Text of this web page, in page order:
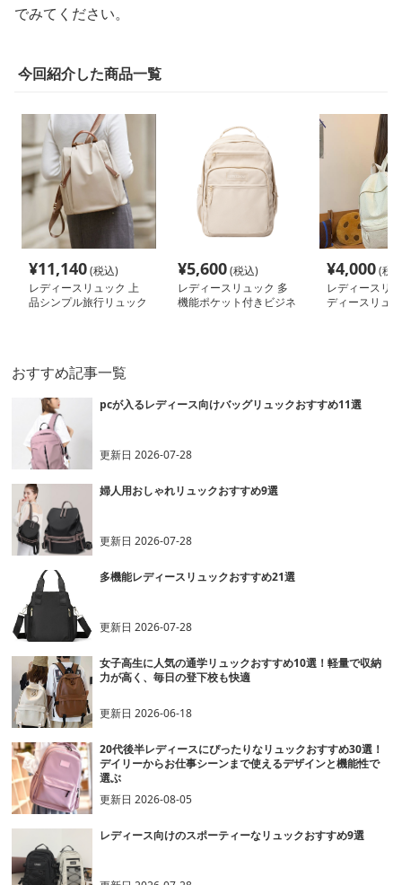
でみてください。
今回紹介した商品一覧
¥11,140(税込)
レディースリュック 上
品シンプル旅行リュック
¥5,600(税込)
レディースリュック 多
機能ポケット付きビジネ
¥4,000(税
レディースリ
ディースリュ
おすすめ記事一覧
pcが入るレディース向けバッグリュックおすすめ11選
更新日2026-07-28
婦人用おしゃれリュックおすすめ9選
更新日2026-07-28
多機能レディースリュックおすすめ21選
更新日2026-07-28
女子高生に人気の通学リュックおすすめ10選！軽量で収納
力が高く、毎日の登下校も快適
更新日2026-06-18
20代後半レディースにぴったりなリュックおすすめ30選！
デイリーからお仕事シーンまで使えるデザインと機能性で
選ぶ
更新日2026-08-05
レディース向けのスポーティーなリュックおすすめ9選